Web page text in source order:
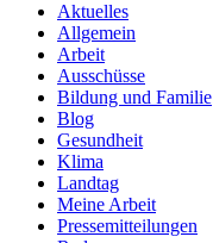
Aktuelles
Allgemein
Arbeit
Ausschüsse
Bildung und Familie
Blog
Gesundheit
Klima
Landtag
Meine Arbeit
Pressemitteilungen